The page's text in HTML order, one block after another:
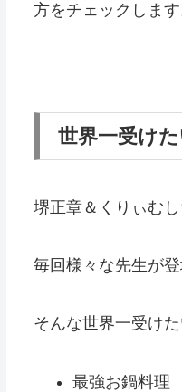
方をチェックします
世界一受け
堺正章＆くりぃむ
毎回様々な先生が
そんな世界一受け
最強お鍋料理